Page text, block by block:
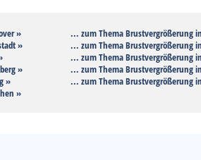
»
»
»
»
»
... zum Thema Brustvergrößerung
... zum Thema Brustvergrößerung
... zum Thema Brustvergrößerung
... zum Thema Brustvergrößerung
... zum Thema Brustvergrößerung